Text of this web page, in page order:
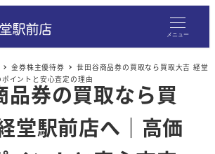
メニュー
金券株主優待券
世田谷商品券の買取なら買取大吉 経堂
イントと安心査定の理由
品券の買取なら買
堂駅前店へ｜高価